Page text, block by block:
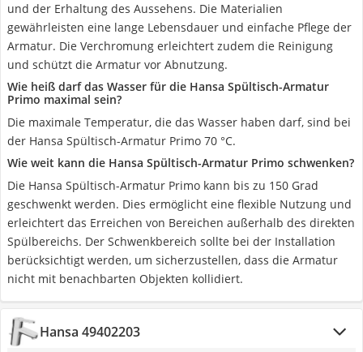
und der Erhaltung des Aussehens. Die Materialien
gewährleisten eine lange Lebensdauer und einfache Pflege der
Armatur. Die Verchromung erleichtert zudem die Reinigung
und schützt die Armatur vor Abnutzung.
Wie heiß darf das Wasser für die Hansa Spültisch-Armatur
Primo maximal sein?
Die maximale Temperatur, die das Wasser haben darf, sind bei
der Hansa Spültisch-Armatur Primo 70 °C.
Wie weit kann die Hansa Spültisch-Armatur Primo schwenken?
Die Hansa Spültisch-Armatur Primo kann bis zu 150 Grad
geschwenkt werden. Dies ermöglicht eine flexible Nutzung und
erleichtert das Erreichen von Bereichen außerhalb des direkten
Spülbereichs. Der Schwenkbereich sollte bei der Installation
berücksichtigt werden, um sicherzustellen, dass die Armatur
nicht mit benachbarten Objekten kollidiert.
Hansa 49402203